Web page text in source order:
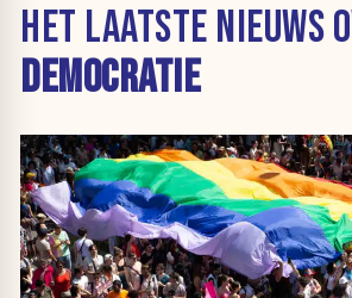
HET LAATSTE NIEUWS
DEMOCRATIE